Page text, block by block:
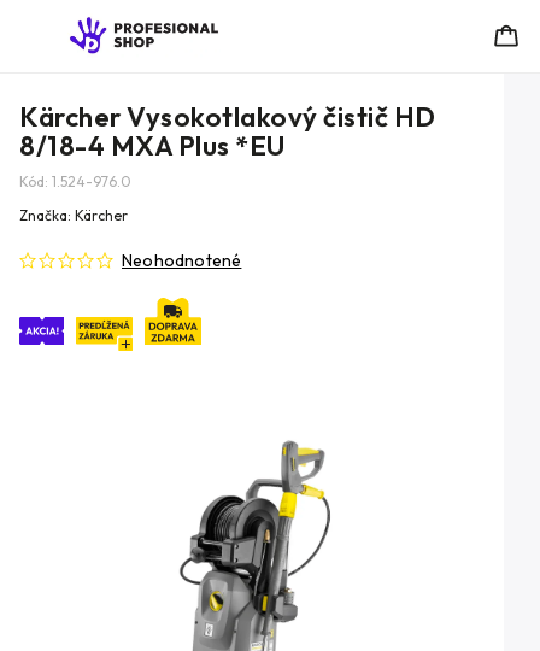
Kärcher Vysokotlakový čistič HD
8/18-4 MXA Plus *EU
Kód: 1.524-976.0
Neohodnotené
Značka: Kärcher